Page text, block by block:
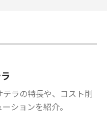
ラの特長や、コスト削
ションを紹介。